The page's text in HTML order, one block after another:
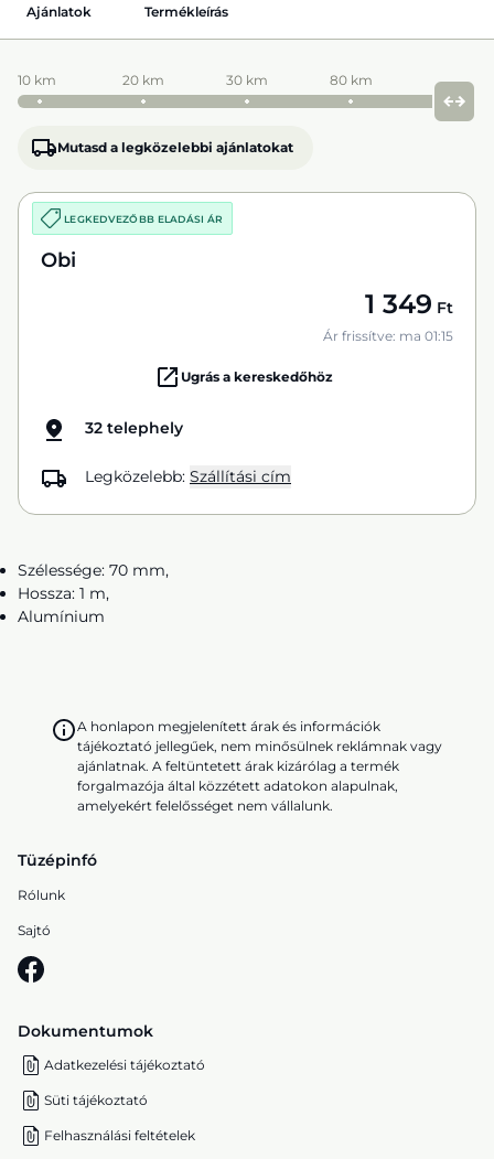
Ajánlatok Termékleírás
10 km 20 km 30 km 80 km
Mutasd a legközelebbi ajánlatokat
LEGKEDVEZŐBB ELADÁSI ÁR
Obi
1 349 Ft
Ár frissítve: ma 01:15
Ugrás a kereskedőhöz
32 telephely
Legközelebb: Szállítási cím
Szélessége: 70 mm,
Hossza: 1 m,
Alumínium
A honlapon megjelenített árak és információk
tájékoztató jellegűek, nem minősülnek reklámnak vagy
ajánlatnak. A feltüntetett árak kizárólag a termék
forgalmazója által közzétett adatokon alapulnak,
amelyekért felelősséget nem vállalunk.
Tüzépinfó
Rólunk
Sajtó
Dokumentumok
Adatkezelési tájékoztató
Süti tájékoztató
Felhasználási feltételek